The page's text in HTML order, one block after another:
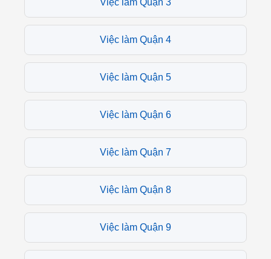
Việc làm Quận 3
Việc làm Quận 4
Việc làm Quận 5
Việc làm Quận 6
Việc làm Quận 7
Việc làm Quận 8
Việc làm Quận 9